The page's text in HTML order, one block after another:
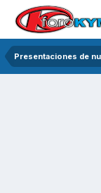
Presentaciones de